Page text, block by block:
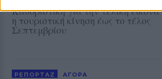
Καθοριστική για την τελική εικόνα
η τουριστική κίνηση έως το τέλος
Σεπτεμβρίου
ΡΕΠΟΡΤΑΖ ΑΓΟΡΑ